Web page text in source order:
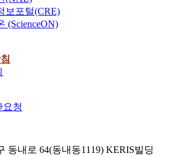
보포털(CRE)
(ScienceON)
요청
동내로 64(동내동1119) KERIS빌딩